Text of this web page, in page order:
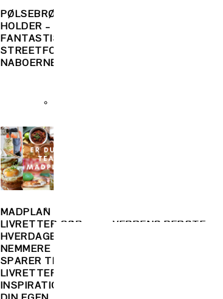
PØLSEBRØD, DER
HOLDER –
FANTASTISK
STREETFOOD FOR
NABOERNE
MADPLAN MED
LIVRETTER GØR
HVERDAGEN
NEMMERE OG
SPARER TID. 50
LIVRETTER TIL
INSPIRATION. LAV
VERDENS BEDSTE